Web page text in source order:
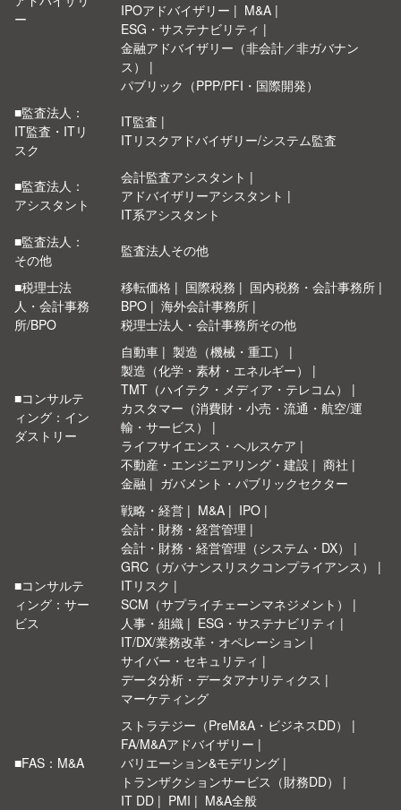
ー
IPOアドバイザリー
M&A
ESG・サステナビリティ
金融アドバイザリー（非会計／非ガバナン
ス）
パブリック（PPP/PFI・国際開発）
■監査法人：
IT監査・ITリ
スク
IT監査
ITリスクアドバイザリー/システム監査
■監査法人：
アシスタント
会計監査アシスタント
アドバイザリーアシスタント
IT系アシスタント
■監査法人：
その他
監査法人その他
■税理士法
人・会計事務
所/BPO
移転価格 国際税務
国内税務・会計事務所
BPO
海外会計事務所
税理士法人・会計事務所その他
■コンサルテ
ィング：イン
ダストリー
自動車
製造（機械・重工）
製造（化学・素材・エネルギー）
TMT（ハイテク・メディア・テレコム）
カスタマー（消費財・小売・流通・航空/運
輸・サービス）
ライフサイエンス・ヘルスケア
不動産・エンジニアリング・建設
商社
金融
ガバメント・パブリックセクター
■コンサルテ
ィング：サー
ビス
戦略・経営 M&A
IPO
会計・財務・経営管理
会計・財務・経営管理（システム・DX）
GRC（ガバナンスリスクコンプライアンス）
ITリスク
SCM（サプライチェーンマネジメント）
人事・組織
ESG・サステナビリティ
IT/DX/業務改革・オペレーション
サイバー・セキュリティ
データ分析・データアナリティクス
マーケティング
■FAS：M&A
ストラテジー（PreM&A・ビジネスDD）
FA/M&Aアドバイザリー
バリエーション&モデリング
トランザクションサービス（財務DD）
IT DD
PMI
M&A全般